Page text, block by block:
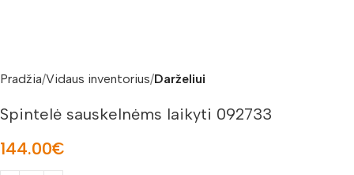
Pradžia Vidaus inventorius Darželiui
Spintelė sauskelnėms laikyti 092733
144.00€